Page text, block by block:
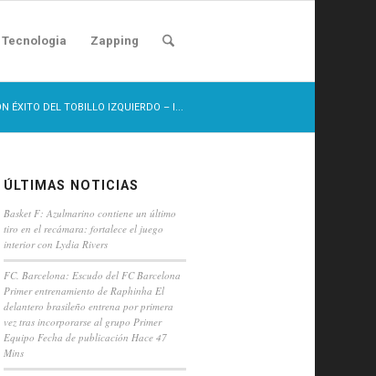
Tecnologia Zapping
ÉXITO DEL TOBILLO IZQUIERDO – I...
ÚLTIMAS NOTICIAS
Basket F: Azulmarino contiene un último
tiro en el recámara: fortalece el juego
interior con Lydia Rivers
FC. Barcelona: Escudo del FC Barcelona
Primer entrenamiento de Raphinha El
delantero brasileño entrena por primera
vez tras incorporarse al grupo Primer
Equipo Fecha de publicación Hace 47
Mins